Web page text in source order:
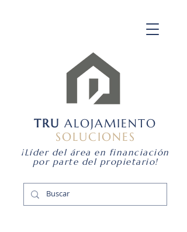
TRU ALOJAMIENTO
SOLUCIONES
¡Líder del área en financiación
por parte del propietario!